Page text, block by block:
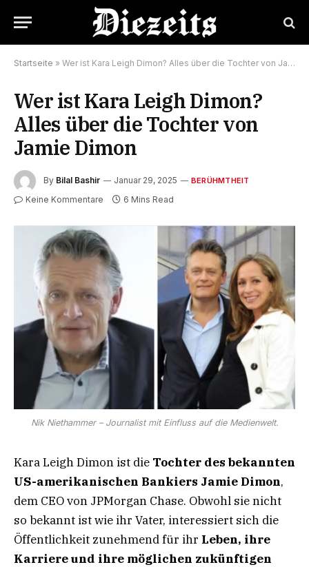
Startseite » Wer ist Kara Leigh Dimon? Alles über die Tochter von Jamie Dimon
Wer ist Kara Leigh Dimon?
Alles über die Tochter von
Jamie Dimon
By Bilal Bashir Januar 29, 2025 BERÜHMTHEIT
Keine Kommentare 6 Mins Read
Nik Niethammer – Journalist mit Einfluss auf die Medienwelt.
Kara Leigh Dimon ist die Tochter des bekannten
US-amerikanischen Bankiers Jamie Dimon,
dem CEO von JPMorgan Chase. Obwohl sie nicht
so bekannt ist wie ihr Vater, interessiert sich die
Öffentlichkeit zunehmend für ihr Leben, ihre
Karriere und ihre möglichen zukünftigen